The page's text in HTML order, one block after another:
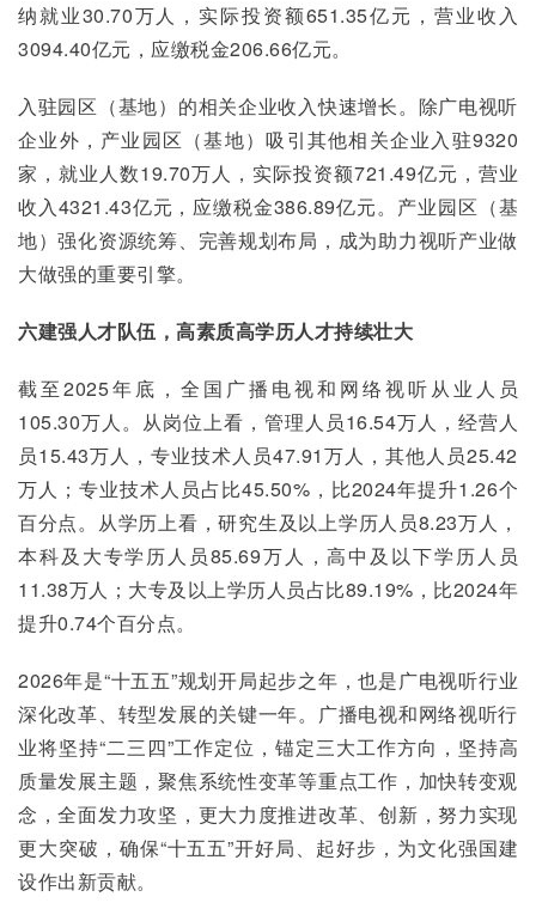
纳就业30.70万人，实际投资额651.35亿元，营业收入
3094.40亿元，应缴税金206.66亿元。
入驻园区（基地）的相关企业收入快速增长。除广电视听
企业外，产业园区（基地）吸引其他相关企业入驻9320
家，就业人数19.70万人，实际投资额721.49亿元，营业
收入4321.43亿元，应缴税金386.89亿元。产业园区（基
地）强化资源统筹、完善规划布局，成为助力视听产业做
大做强的重要引擎。
六建强人才队伍，高素质高学历人才持续壮大
截至2025年底，全国广播电视和网络视听从业人员
105.30万人。从岗位上看，管理人员16.54万人，经营人
员15.43万人，专业技术人员47.91万人，其他人员25.42
万人；专业技术人员占比45.50%，比2024年提升1.26个
百分点。从学历上看，研究生及以上学历人员8.23万人，
本科及大专学历人员85.69万人，高中及以下学历人员
11.38万人；大专及以上学历人员占比89.19%，比2024年
提升0.74个百分点。
2026年是“十五五”规划开局起步之年，也是广电视听行业
深化改革、转型发展的关键一年。广播电视和网络视听行
业将坚持“二三四”工作定位，锚定三大工作方向，坚持高
质量发展主题，聚焦系统性变革等重点工作，加快转变观
念，全面发力攻坚，更大力度推进改革、创新，努力实现
更大突破，确保“十五五”开好局、起好步，为文化强国建
设作出新贡献。